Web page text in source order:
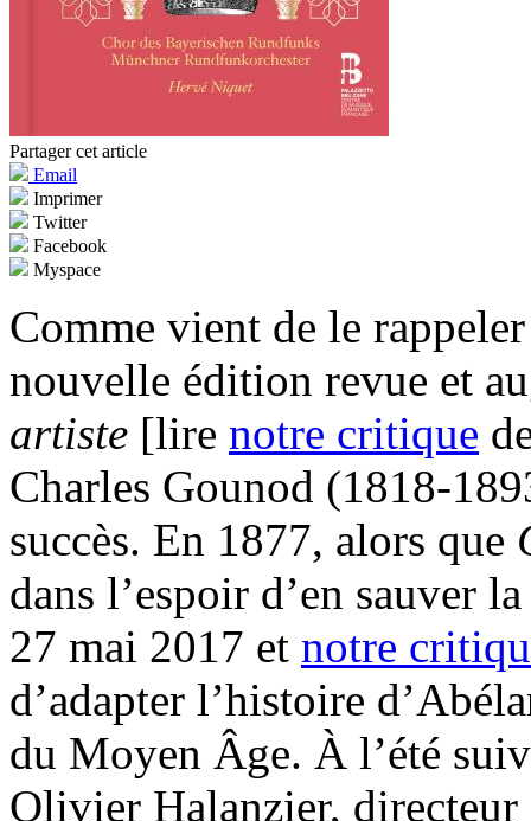
Partager cet article
Email
Imprimer
Twitter
Facebook
Myspace
Comme vient de le
nouvelle édition revue et
artiste [lire notre critique
Charles Gounod (1818-
succès. En 1877, alors que
dans l’espoir d’en sauver
27 mai 2017 et notre
d’adapter l’histoire
du Moyen Âge. À l’été
Olivier Halanzier, directeur